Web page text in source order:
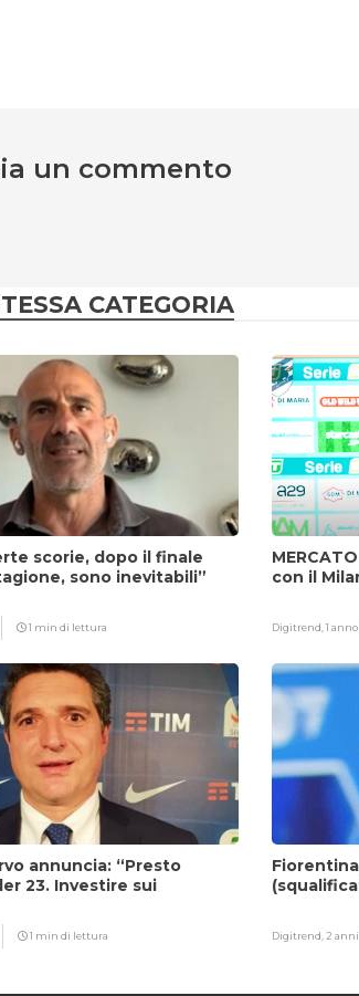
un commento
CATEGORIA
scorie, dopo il finale
sono inevitabili”
1 min di lettura
con il
Digitrend,1 anno
annuncia: “Presto
23. Investire sui
1 min di lettura Digitrend,2 anni